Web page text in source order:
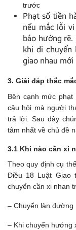
trước
Phạt số tiền
nếu mắc lỗi
báo hướng
khi di chuyển
giao nhau
3. Giải đáp thắc
Bên cạnh mức
câu hỏi mà người
trả lời. Sau đây
tâm nhất về chủ đề
3.1 Khi nào cần xi
Theo quy định cụ
Điều 18 Luật Giao
chuyển cần xi nhan
– Chuyển làn đường
– Khi chuyển hướng